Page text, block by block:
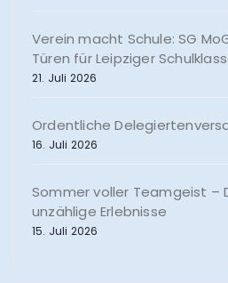
Verein macht Schule: SG
Türen für Leipziger
21. Juli 2026
Ordentliche
16. Juli 2026
Sommer voller Teamgeist –
unzählige Erlebnisse
15. Juli 2026